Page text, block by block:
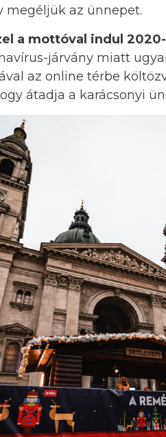
megéljük az ünnepet.
a mottóval indul
járvány miatt
az online térbe
átadja a karácsonyi